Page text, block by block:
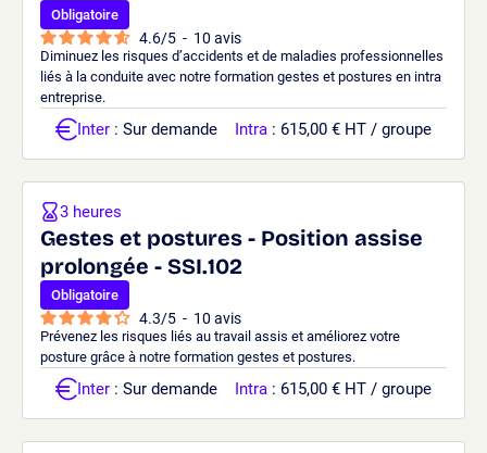
Obligatoire
4.6/5 - 10 avis
Diminuez les risques d’accidents et de maladies professionnelles
liés à la conduite avec notre formation gestes et postures en intra
entreprise.
Inter : Sur demande Intra : 615,00 € HT / groupe
Gestes et postures - Position assise
prolongée - SSI.102
Obligatoire
4.3/5 - 10 avis
Prévenez les risques liés au travail assis et améliorez votre
posture grâce à notre formation gestes et postures.
3 heures
Inter : Sur demande Intra : 615,00 € HT / groupe